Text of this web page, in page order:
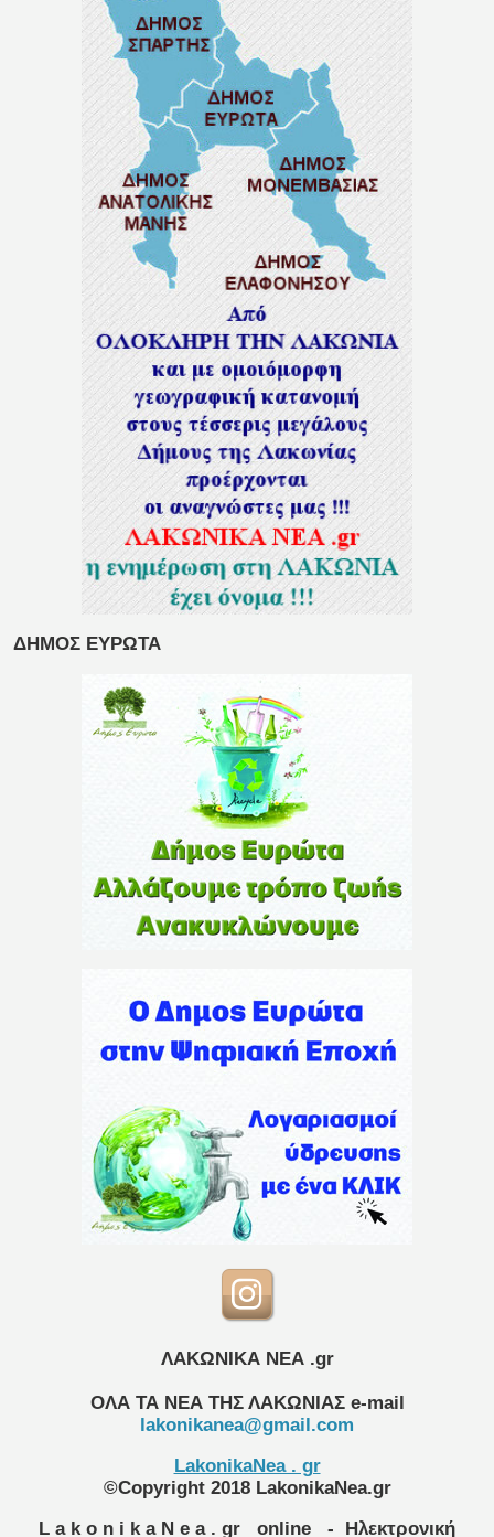
ΔΗΜΟΣ ΕΥΡΩΤΑ
ΛΑΚΩΝΙΚΑ ΝΕΑ .gr
ΟΛΑ ΤΑ ΝΕΑ ΤΗΣ ΛΑΚΩΝΙΑΣ e-mail
lakonikanea@gmail.com
LakonikaNea . gr
©Copyright 2018 LakonikaNea.gr
L a k o n i k a N e a . gr
online - Ηλεκτρονική